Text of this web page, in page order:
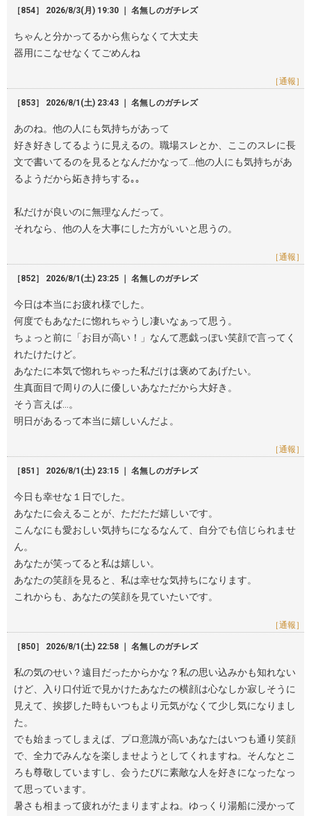
［854］ 2026/8/3(月) 19:30 ｜ 名無しのガチレズ
ちゃんと分かってるから焦らなくて大丈夫
器用にこなせなくてごめんね
［通報］
［853］ 2026/8/1(土) 23:43 ｜ 名無しのガチレズ
あのね。他の人にも気持ちがあって
好き好きしてるように見えるの。職場スレとか、ここのスレに長
文で書いてるのを見るとなんだかなって…他の人にも気持ちがあ
るようだから妬き持ちする｡｡
私だけが良いのに無理なんだって。
それなら、他の人を大事にした方がいいと思うの。
［通報］
［852］ 2026/8/1(土) 23:25 ｜ 名無しのガチレズ
今日は本当にお疲れ様でした。
何度でもあなたに惚れちゃうし凄いなぁって思う。
ちょっと前に「お目が高い！」なんて悪戯っぽい笑顔で言ってく
れたけたけど。
あなたに本気で惚れちゃった私だけは褒めてあげたい。
生真面目で周りの人に優しいあなただから大好き。
そう言えば…。
明日があるって本当に嬉しいんだよ。
［通報］
［851］ 2026/8/1(土) 23:15 ｜ 名無しのガチレズ
今日も幸せな１日でした。
あなたに会えることが、ただただ嬉しいです。
こんなにも愛おしい気持ちになるなんて、自分でも信じられませ
ん。
あなたが笑ってると私は嬉しい。
あなたの笑顔を見ると、私は幸せな気持ちになります。
これからも、あなたの笑顔を見ていたいです。
［通報］
［850］ 2026/8/1(土) 22:58 ｜ 名無しのガチレズ
私の気のせい？遠目だったからかな？私の思い込みかも知れない
けど、入り口付近で見かけたあなたの横顔は心なしか寂しそうに
見えて、挨拶した時もいつもより元気がなくて少し気になりまし
た。
でも始まってしまえば、プロ意識が高いあなたはいつも通り笑顔
で、全力でみんなを楽しませようとしてくれますね。そんなとこ
ろも尊敬していますし、会うたびに素敵な人を好きになったなっ
て思っています。
暑さも相まって疲れがたまりますよね。ゆっくり湯船に浸かって